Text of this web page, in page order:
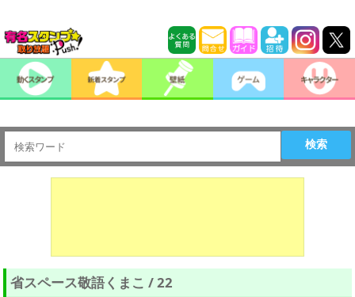
検索
省スペース敬語くまこ / 22